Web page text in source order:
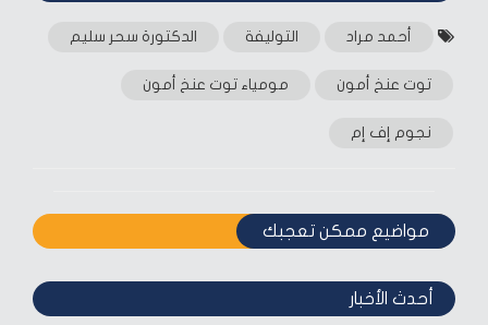
أحمد مراد التوليفة الدكتورة سحر سليم
توت عنخ أمون مومياء توت عنخ أمون
نجوم إف إم
مواضيع ممكن تعجبك
أحدث الأخبار